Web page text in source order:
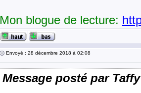
Mon blogue de lecture:
Envoyé : 28 décembre 2018 à 02:08
Message posté par Taffy